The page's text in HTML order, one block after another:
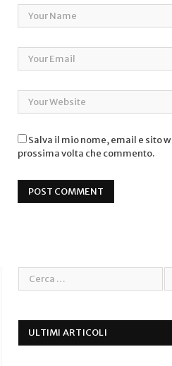
Salva il mio nome, email e sito
prossima volta che commento.
ULTIMI ARTICOLI